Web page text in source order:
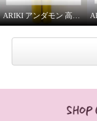
ARIKI アンダモン 高身長スタッフがはいてみました！